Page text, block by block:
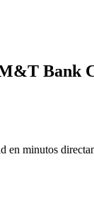
Bank
en minutos